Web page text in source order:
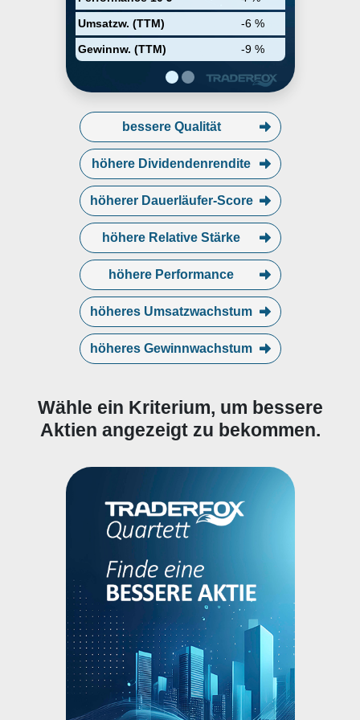
Umsatzw. (TTM)
-6 %
Gewinnw. (TTM)
-9 %
Handelsbanken Direkt und
Forestry and Farming; dazu
gehören Leistungen in den
Bereichen Cash Management,
Electronic Management,
Finanzierungen, Außenhandel,
Devisenhandel, Liquiditäts- und
spezielle Angebote für
Großunternehmen und
Institutionen oder Waldbesitzer
und Landwirte.
bessere Qualität
höhere Dividendenrendite
höherer Dauerläufer-Score
höhere Relative Stärke
höhere Performance
höheres Umsatzwachstum
höheres Gewinnwachstum
Wähle ein Kriterium, um bessere
Aktien angezeigt zu bekommen.